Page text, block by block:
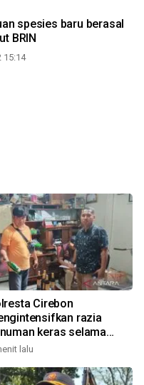
spesies baru berasal
BRIN
15:14
Cirebon
razia
keras selama
lalu